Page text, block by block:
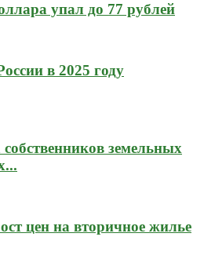
упал до 77 рублей
в 2025 году
земельных
цен на вторичное жилье